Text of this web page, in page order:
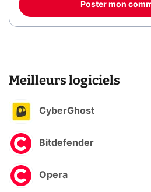
Poster mon
Meilleurs logiciels
CyberGhost
Bitdefender
Opera